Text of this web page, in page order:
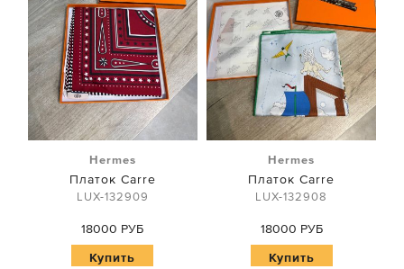
Hermes
Платок Carre
LUX-132909
18000 РУБ
Купить
Hermes
Платок Carre
LUX-132908
18000 РУБ
Купить